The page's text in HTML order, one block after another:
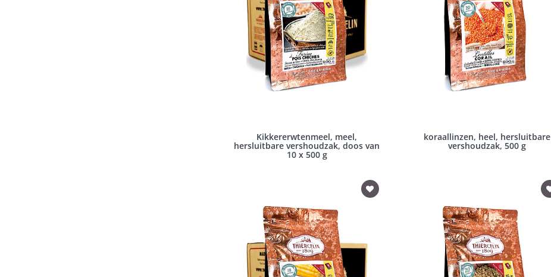
Kikkererwtenmeel, meel,
hersluitbare vershoudzak, doos van
10 x 500 g
koraallinzen, heel, hersluitbare
vershoudzak, 500 g